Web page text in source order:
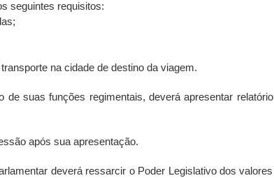
seguintes requisitos:
na cidade de destino da viagem.
suas funções regimentais, deverá apresentar relatório
após sua apresentação.
deverá ressarcir o Poder Legislativo dos valores